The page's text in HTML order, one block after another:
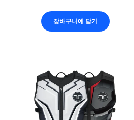
장바구니에 담기